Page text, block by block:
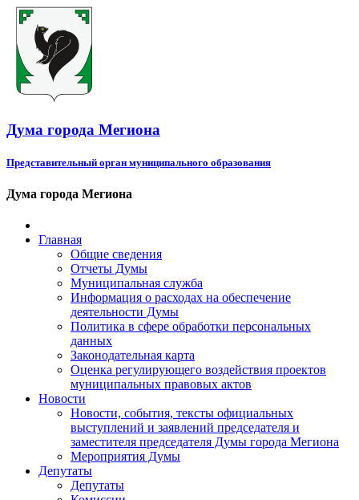
Дума города Мегиона
Представительный орган муниципального образования
Дума города Мегиона
Главная
Общие сведения
Отчеты Думы
Муниципальная служба
Информация о расходах на обеспечение
деятельности Думы
Политика в сфере обработки персональных
данных
Законодательная карта
Оценка регулирующего воздействия проектов
муниципальных правовых актов
Новости
Новости, события, тексты официальных
выступлений и заявлений председателя и
заместителя председателя Думы города Мегиона
Мероприятия Думы
Депутаты
Депутаты